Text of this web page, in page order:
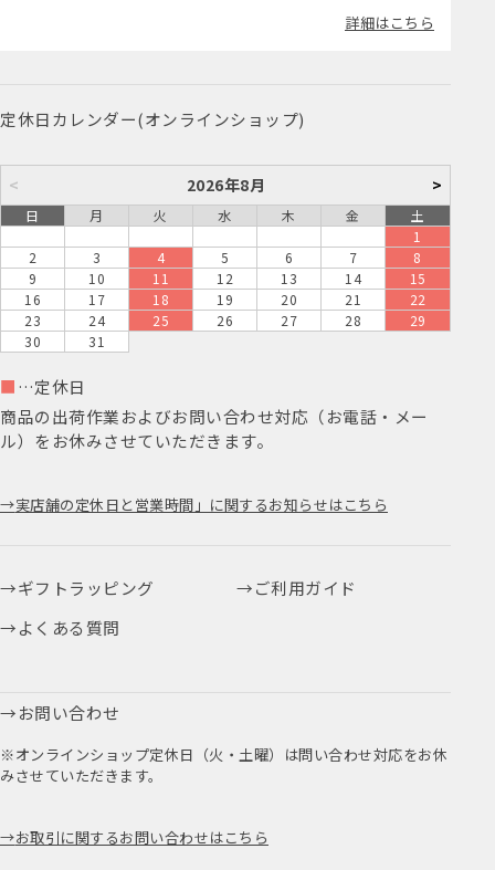
詳細はこちら
定休日カレンダー(オンラインショップ)
< 2026年8月 >
日 月 火 水 木 金
土
1
2
3 4 5 6 7
8
9
10 11 12 13 14
15
16
17 18 19 20 21
22
23
24 25 26 27 28
29
30
31
■ …定休日
商品の出荷作業およびお問い合わせ対応（お電話・メー
ル）をお休みさせていただきます。
実店舗の定休日と営業時間」に関するお知らせはこちら
ギフトラッピング
ご利用ガイド
よくある質問
お問い合わせ
※オンラインショップ定休日（火・土曜）は問い合わせ対応をお休
みさせていただきます。
お取引に関するお問い合わせはこちら